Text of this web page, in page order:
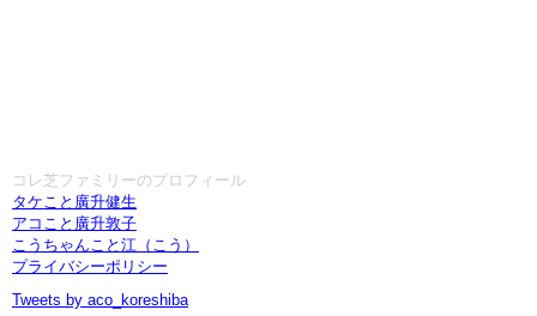
コレ芝ファミリーのプロフィール
タケこと廣升健生
アコこと廣升敦子
こうちゃんこと江（こう）
プライバシーポリシー
Tweets by aco_koreshiba